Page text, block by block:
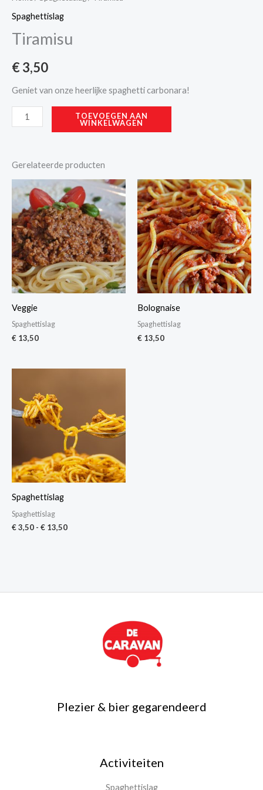
Spaghettislag
Tiramisu
€3,50
Geniet van onze heerlijke spaghetti carbonara!
TOEVOEGEN AAN
WINKELWAGEN
Gerelateerde producten
Veggie
Spaghettislag
€ 13,50
Bolognaise
Spaghettislag
€ 13,50
Spaghettislag
Spaghettislag
€3,50 - € 13,50
Plezier & bier gegarendeerd
Activiteiten
Spaghettislag